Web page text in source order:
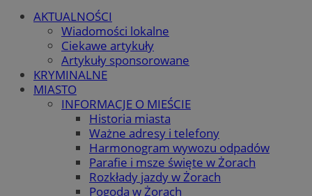
AKTUALNOŚCI
Wiadomości lokalne
Ciekawe artykuły
Artykuły sponsorowane
KRYMINALNE
MIASTO
INFORMACJE O MIEŚCIE
Historia miasta
Ważne adresy i telefony
Harmonogram wywozu odpadów
Parafie i msze święte w Żorach
Rozkłady jazdy w Żorach
Pogoda w Żorach